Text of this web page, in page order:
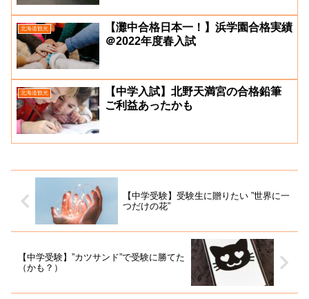
北海道観光
【灘中合格日本一！】浜学園合格実績
＠2022年度春入試
北海道観光
【中学入試】北野天満宮の合格鉛筆
ご利益あったかも
【中学受験】受験生に贈りたい ”世界に一
つだけの花”
【中学受験】”カツサンド”で受験に勝てた
（かも？）